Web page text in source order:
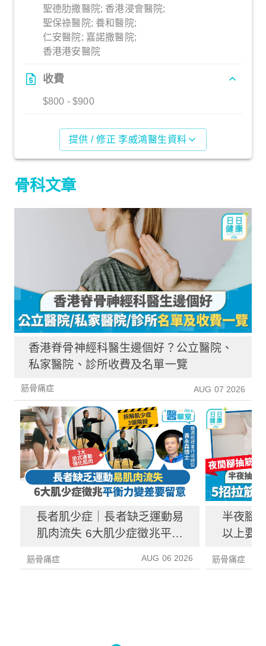
聖德肋撒醫院; 香港浸會醫院;
聖保祿醫院; 養和醫院;
仁安醫院; 嘉諾撒醫院;
香港港安醫院
收費
$800 - $900
提供 / 修正 李威鴻醫生資料
骨科文章
香港脊骨神經科醫生邊個好？公立醫院、
私家醫院、診所收費及名單一覽
筋骨痛症 AUG 07 2026
長者肌少症｜長者缺乏運動易
肌肉流失 6大肌少症徵兆平衡
筋骨痛症 AUG 06 2026
半夜腳
以上要
筋骨痛症